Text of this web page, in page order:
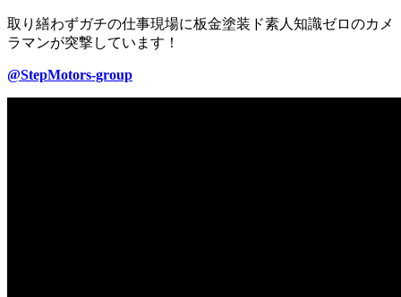
取り繕わずガチの仕事現場に板金塗装ド素人知識ゼロのカメ
ラマンが突撃しています！
@StepMotors-group